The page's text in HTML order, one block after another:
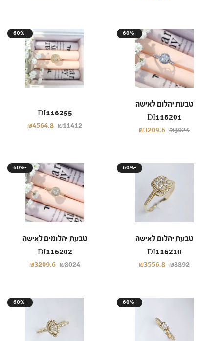
60%-
DI116255
₪4564.8 ₪11412
60%-
טבעת יהלום לאישה
DI116201
₪3209.6 ₪8024
60%-
טבעת יהלומים לאישה
DI116202
₪3209.6 ₪8024
60%-
טבעת יהלום לאישה
DI116210
₪3556.8 ₪8892
60%- 60%-